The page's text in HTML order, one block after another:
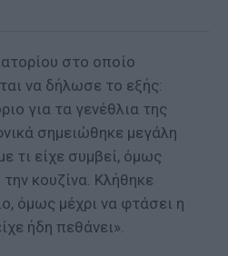
στο οποίο
να δήλωσε το εξής:
για τα γενέθλια της
σημειώθηκε μεγάλη
τι είχε συμβεί, όμως
κουζίνα. Κλήθηκε
όμως μέχρι να φτάσει η
ήδη πεθάνει».